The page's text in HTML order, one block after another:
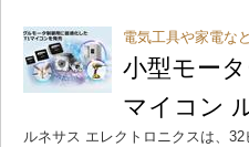
電気工具や家電な
小型モー
マイコン
ルネサス エレクトロニクスは、